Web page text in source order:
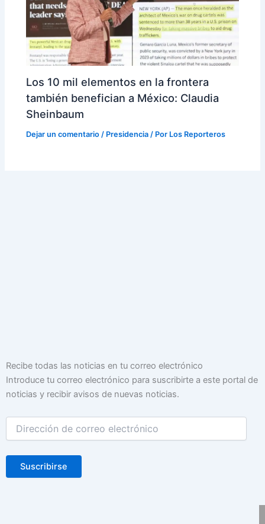
Los 10 mil elementos en la frontera
también benefician a México: Claudia
Sheinbaum
Dejar un comentario / Presidencia / Por Los Reporteros
Recibe todas las noticias en tu correo electrónico
Introduce tu correo electrónico para suscribirte a este portal de
noticias y recibir avisos de nuevas noticias.
Dirección
de
electrónico
Suscribirse